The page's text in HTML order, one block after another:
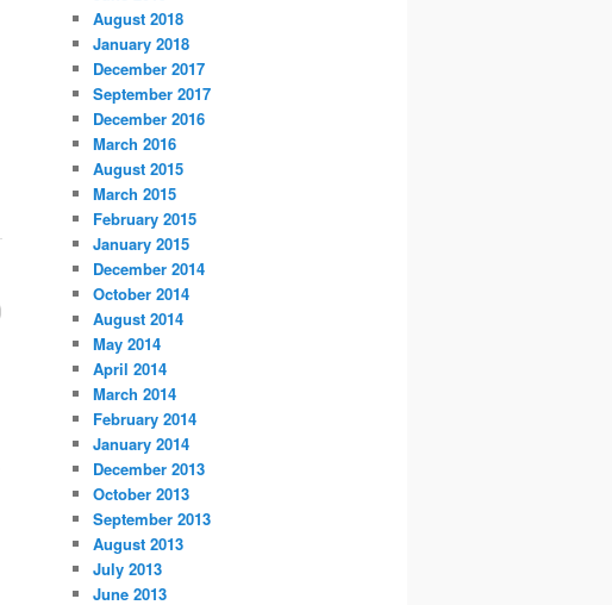
August 2018
January 2018
December 2017
September 2017
December 2016
March 2016
August 2015
March 2015
February 2015
January 2015
December 2014
October 2014
August 2014
May 2014
April 2014
March 2014
February 2014
January 2014
December 2013
October 2013
September 2013
August 2013
July 2013
June 2013